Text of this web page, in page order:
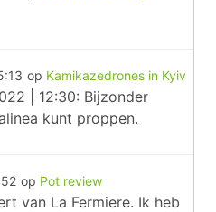
op Kamikazedrones in Kyiv
| 12:30: Bijzonder
kunt proppen.
op Pot review
van La Fermiere. Ik heb